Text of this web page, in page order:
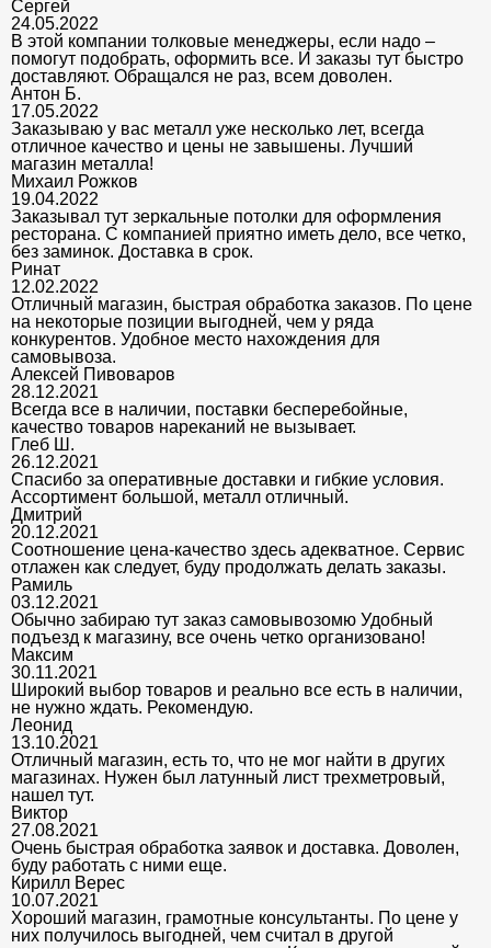
Сергей
24.05.2022
В этой компании толковые менеджеры, если надо –
помогут подобрать, оформить все. И заказы тут быстро
доставляют. Обращался не раз, всем доволен.
Антон Б.
17.05.2022
Заказываю у вас металл уже несколько лет, всегда
отличное качество и цены не завышены. Лучший
магазин металла!
Михаил Рожков
19.04.2022
Заказывал тут зеркальные потолки для оформления
ресторана. С компанией приятно иметь дело, все четко,
без заминок. Доставка в срок.
Ринат
12.02.2022
Отличный магазин, быстрая обработка заказов. По цене
на некоторые позиции выгодней, чем у ряда
конкурентов. Удобное место нахождения для
самовывоза.
Алексей Пивоваров
28.12.2021
Всегда все в наличии, поставки бесперебойные,
качество товаров нареканий не вызывает.
Глеб Ш.
26.12.2021
Спасибо за оперативные доставки и гибкие условия.
Ассортимент большой, металл отличный.
Дмитрий
20.12.2021
Соотношение цена-качество здесь адекватное. Сервис
отлажен как следует, буду продолжать делать заказы.
Рамиль
03.12.2021
Обычно забираю тут заказ самовывозомю Удобный
подъезд к магазину, все очень четко организовано!
Максим
30.11.2021
Широкий выбор товаров и реально все есть в наличии,
не нужно ждать. Рекомендую.
Леонид
13.10.2021
Отличный магазин, есть то, что не мог найти в других
магазинах. Нужен был латунный лист трехметровый,
нашел тут.
Виктор
27.08.2021
Очень быстрая обработка заявок и доставка. Доволен,
буду работать с ними еще.
Кирилл Верес
10.07.2021
Хороший магазин, грамотные консультанты. По цене у
них получилось выгодней, чем считал в другой